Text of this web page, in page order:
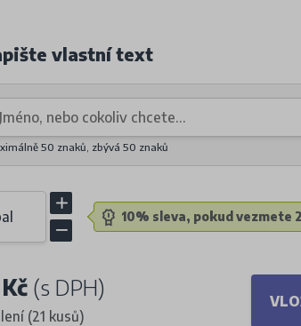
vlastní text
50 znaků, zbývá 50 znaků
10% sleva, pokud vezmete
(s DPH)
(21 kusů)